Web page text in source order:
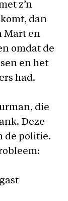
z’n
dan
Mart en
omdat de
en het
had.
die
Deze
de politie.